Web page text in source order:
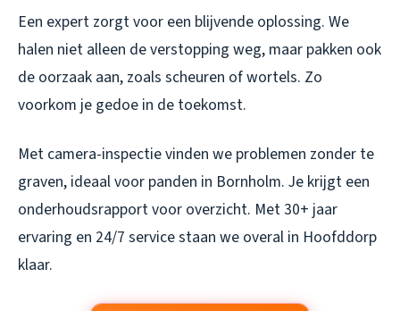
Een expert zorgt voor een blijvende oplossing. We
halen niet alleen de verstopping weg, maar pakken ook
de oorzaak aan, zoals scheuren of wortels. Zo
voorkom je gedoe in de toekomst.
Met camera-inspectie vinden we problemen zonder te
graven, ideaal voor panden in Bornholm. Je krijgt een
onderhoudsrapport voor overzicht. Met 30+ jaar
ervaring en 24/7 service staan we overal in Hoofddorp
klaar.